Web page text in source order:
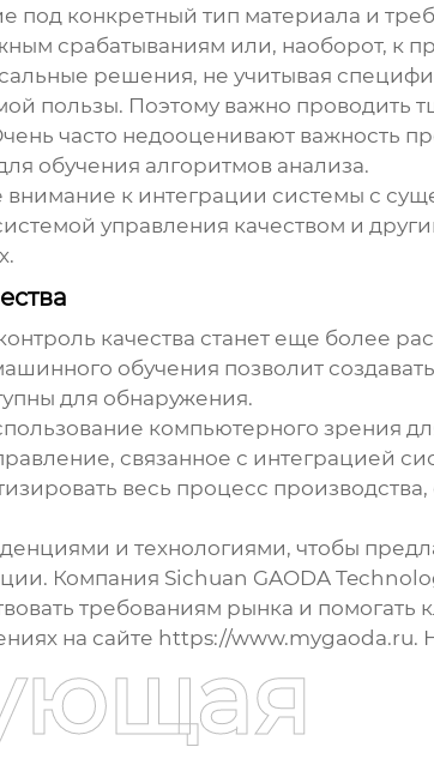
конкретный тип материала и
срабатываниям или, наоборот, к
решения, не учитывая
пользы. Поэтому важно проводить
часто недооценивают важность
обучения алгоритмов анализа.
внимание к интеграции системы с
управления качеством и
качества станет еще более
обучения позволит
для обнаружения.
компьютерного зрения
связанное с интеграцией
весь процесс
и технологиями, чтобы
Компания Sichuan GAODA
требованиям рынка и помогать
на сайте https://www.mygaoda.ru.